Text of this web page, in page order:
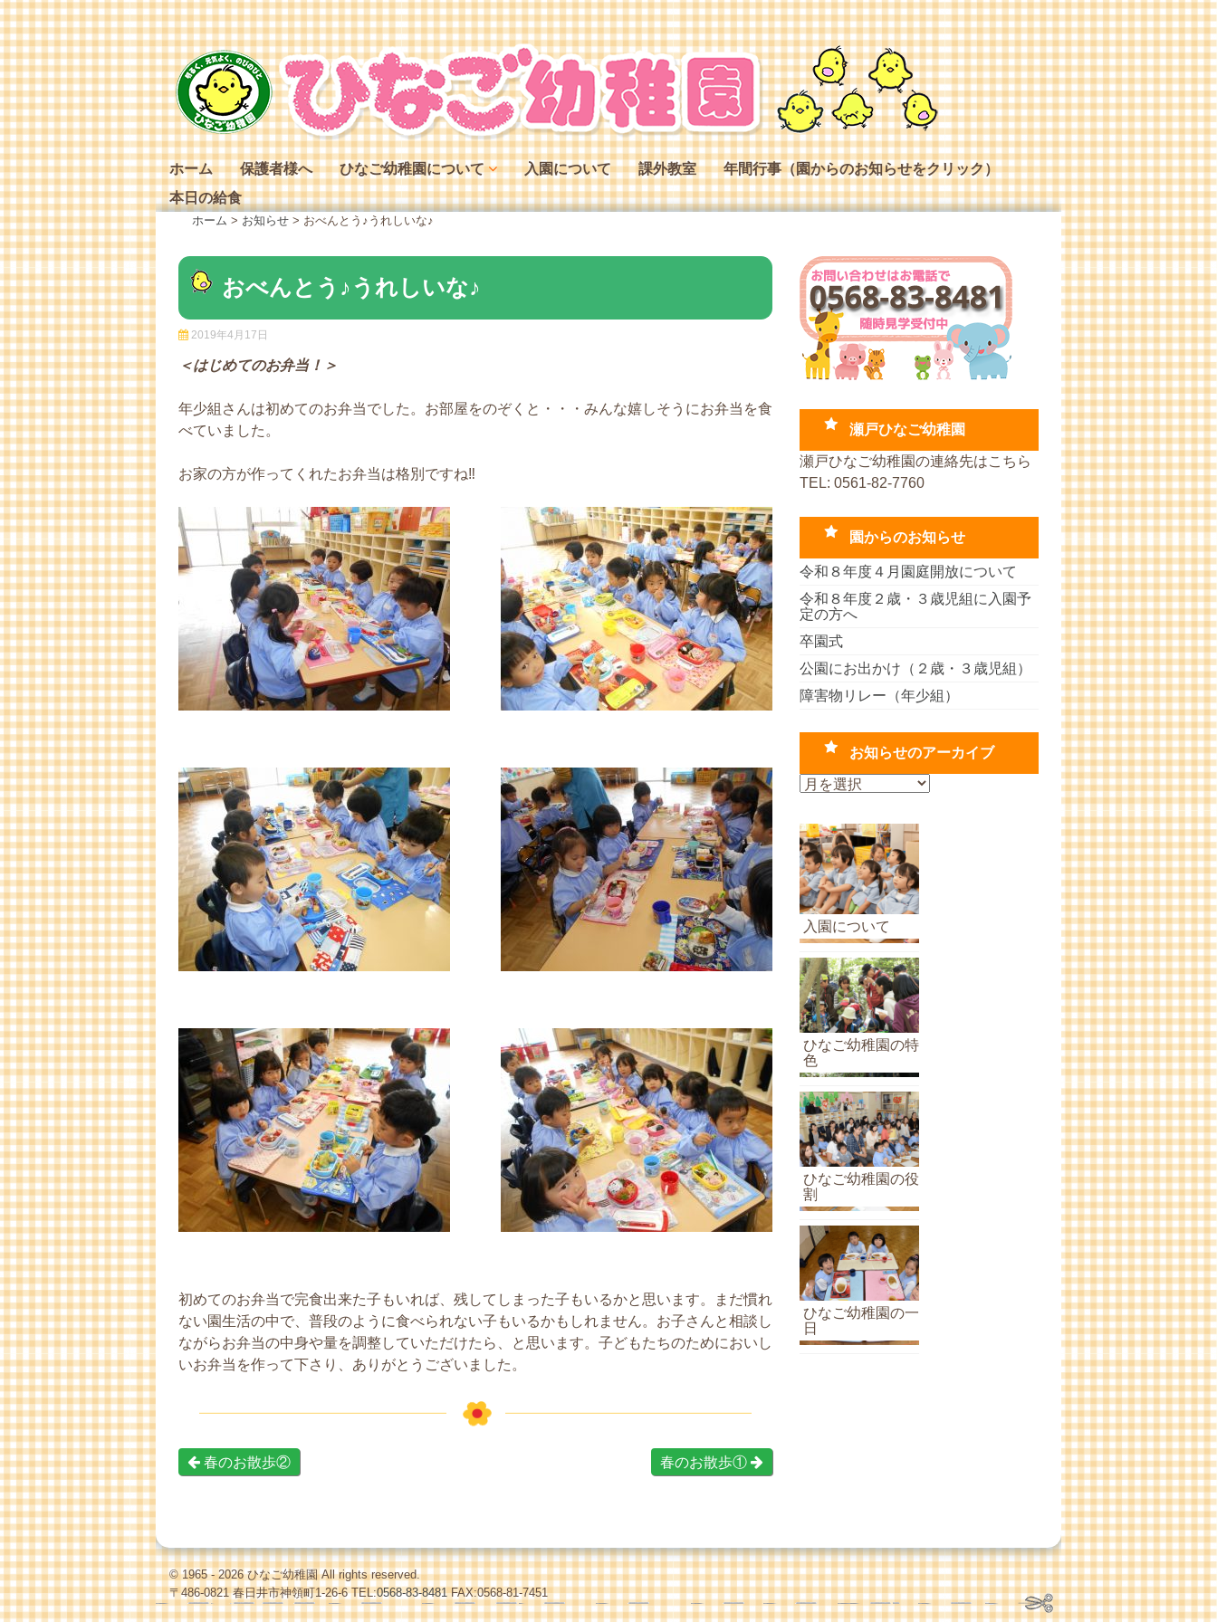
Skip
to
content
ホーム 保護者様へ
ひなご幼稚園について
ひなご幼稚園の特色
ひなご幼稚園の役割
ひなご幼稚園の一日
入園について 課外教室
年間行事（園からのお知らせをクリック）
本日の給食
ホーム > お知らせ > おべんとう♪うれしいな♪
おべんとう♪うれしいな♪
2019年4月17日
＜はじめてのお弁当！＞
年少組さんは初めてのお弁当でした。お部屋をのぞくと・・・みんな嬉しそうにお弁当を食
べていました。
お家の方が作ってくれたお弁当は格別ですね‼
初めてのお弁当で完食出来た子もいれば、残してしまった子もいるかと思います。まだ慣れ
ない園生活の中で、普段のように食べられない子もいるかもしれません。お子さんと相談し
ながらお弁当の中身や量を調整していただけたら、と思います。子どもたちのためにおいし
いお弁当を作って下さり、ありがとうございました。
春のお散歩② 春のお散歩①
瀬戸ひなご幼稚園
瀬戸ひなご幼稚園の連絡先はこちら
TEL: 0561-82-7760
園からのお知らせ
令和８年度４月園庭開放について
令和８年度２歳・３歳児組に入園予
定の方へ
卒園式
公園にお出かけ（２歳・３歳児組）
障害物リレー（年少組）
お知らせのアーカイブ
お
ら
せ
の
ア
ー
カ
イ
ブ
入園について
ひなご幼稚園の特
色
ひなご幼稚園の役
割
ひなご幼稚園の一
日
© 1965 - 2026 ひなご幼稚園 All rights reserved.
〒486-0821 春日井市神領町1-26-6 TEL:0568-83-8481FAX:0568-81-7451